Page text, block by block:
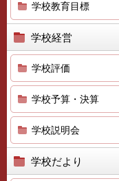
学校教育目標
学校経営
学校評価
学校予算・決算
学校説明会
学校だより